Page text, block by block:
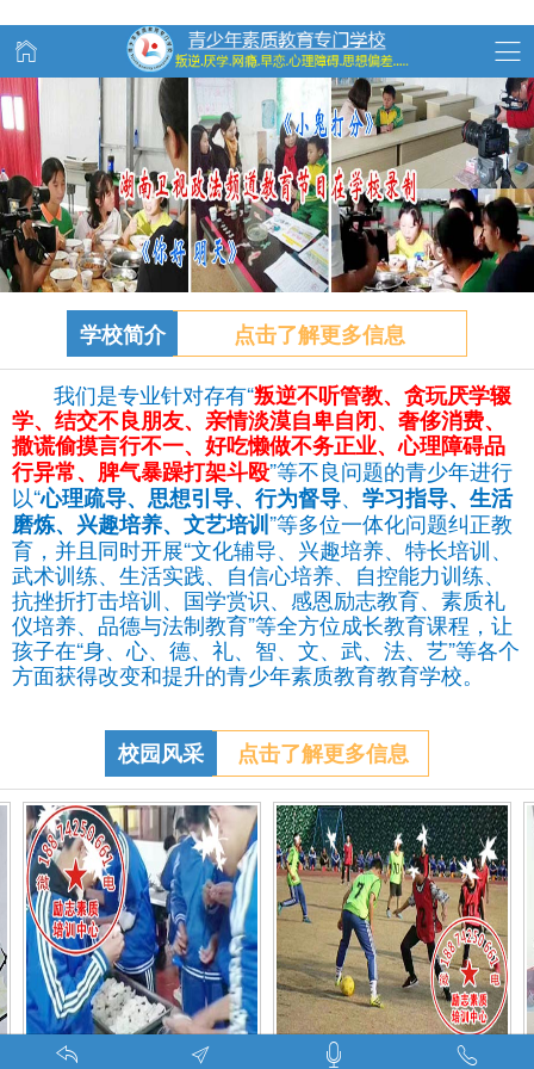
学校简介
点击了解更多信息
我们是专业针对存有“叛逆不听管教、 贪玩厌学辍
学、结交不良朋友、亲情淡漠自卑自闭、奢侈消费、
撒谎偷摸言行不一、好吃懒做不务正业、心理障碍品
行异常、脾气暴躁打架斗殴”等不良问题的青少年进行
以“心理疏导、思想引导、行为督导、 学习指导、生活
磨炼、兴趣培养、文艺培训”等多位一体化问题纠正教
育，并且同时开展“文化辅导、兴趣培养、特长培训、
武术训练、生活实践、自信心培养、自控能力训练、
抗挫折打击培训、国学赏识、感恩励志教育、素质礼
仪培养、品德与法制教育”等全方位成长教育课程，让
孩子在“身、心、德、礼、智、文、武、法、艺”等各个
方面获得改变和提升的青少年素质教育教育学校。
校园风采 点击了解更多信息
叛逆期孩子管教学校学生课外足球赛-叛逆的孩子怎么办